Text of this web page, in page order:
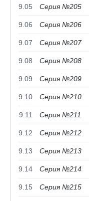
9.05 Серия №205
9.06 Серия №206
9.07 Серия №207
9.08 Серия №208
9.09 Серия №209
9.10 Серия №210
9.11 Серия №211
9.12 Серия №212
9.13 Серия №213
9.14 Серия №214
9.15 Серия №215